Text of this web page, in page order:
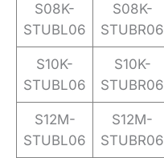
S08K-
STUBL06
S08K-
STUBR06
S10K-
STUBL06
S10K-
STUBR06
S12M-
STUBL06
S12M-
STUBR06